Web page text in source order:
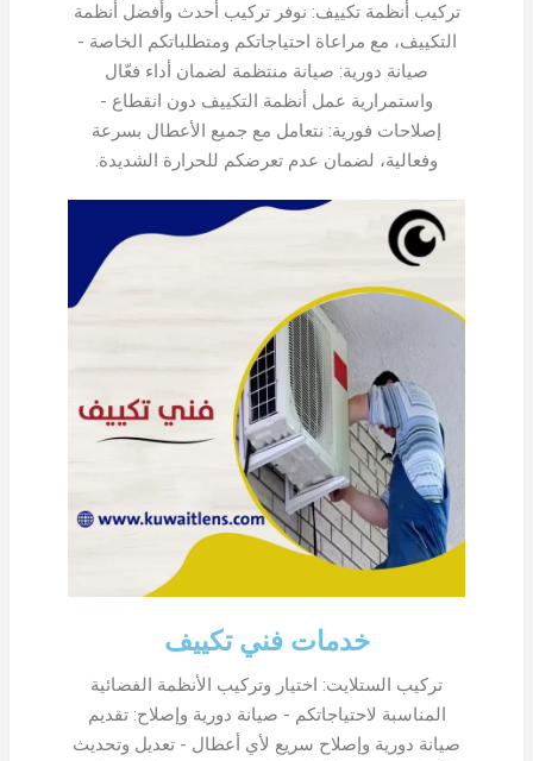
تركيب أنظمة تكييف: نوفر تركيب أحدث وأفضل أنظمة
التكييف، مع مراعاة احتياجاتكم ومتطلباتكم الخاصة -
صيانة دورية: صيانة منتظمة لضمان أداء فعّال
واستمرارية عمل أنظمة التكييف دون انقطاع -
إصلاحات فورية: نتعامل مع جميع الأعطال بسرعة
وفعالية، لضمان عدم تعرضكم للحرارة الشديدة.
خدمات فني تكييف
تركيب الستلايت: اختيار وتركيب الأنظمة الفضائية
المناسبة لاحتياجاتكم - صيانة دورية وإصلاح: تقديم
صيانة دورية وإصلاح سريع لأي أعطال - تعديل وتحديث